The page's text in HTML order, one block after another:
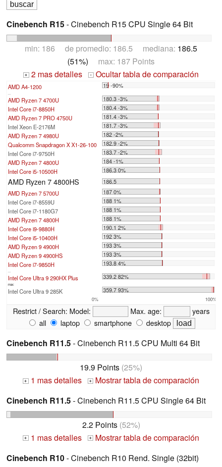
Cinebench R15- Cinebench R15 CPU Single 64 Bit
min: 186 de promedio: 186.5 mediana: 186.5
(51%) max: 187 Points
+ 2 mas detalles - Ocultar tabla de comparación
AMD A4-1200 19 -90%
...
AMD Ryzen 7 4700U
180.3 -3%
Intel Core i7-8850H
180.4 -3%
AMD Ryzen 7 PRO 4750U
181.4 -3%
Intel Xeon E-2176M
181.7 -3%
AMD Ryzen 7 4980U
182 -2%
Qualcomm Snapdragon X X1-26-100
182.9 -2%
Intel Core i7-9750H
183.7 -2%
AMD Ryzen 7 4800U
184 -1%
Intel Core i5-10500H
186.3 0%
AMD Ryzen 7 4800HS
186.5
AMD Ryzen 7 5700U
187 0%
Intel Core i7-8559U
188 1%
Intel Core i7-1180G7
188 1%
AMD Ryzen 7 4800H
188 1%
Intel Core i9-9880H
190.1 2%
Intel Core i5-10400H
192 3%
AMD Ryzen 9 4900H
193 3%
AMD Ryzen 9 4900HS
193 3%
Intel Core i7-9850H
193.8 4%
...
Intel Core Ultra 9 290HX Plus 339.2 82%
max:
Intel Core Ultra 9 285K 359.7 93%
0% 100%
Restrict / Search: Model: Max. age:
years
all
laptop smartphone desktop
Cinebench R11.5- Cinebench R11.5 CPU Multi 64 Bit
19.9 Points (25%)
+ 1 mas detalles +
Mostrar tabla de comparación
Cinebench R11.5- Cinebench R11.5 CPU Single 64 Bit
2.2 Points(52%)
+ 1 mas detalles +
Mostrar tabla de comparación
Cinebench R10- Cinebench R10 Rend. Single (32bit)